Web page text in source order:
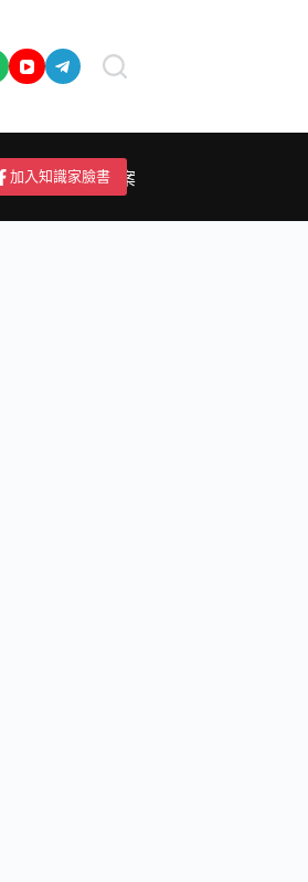
為作者/投稿/提案
加入知識家臉書